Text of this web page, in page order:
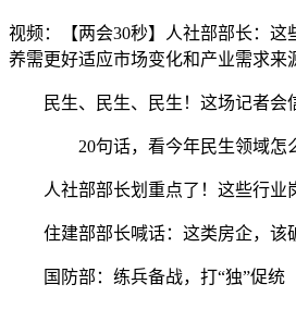
视频：【两会30秒】人社部部长：这
养需更好适应市场变化和产业需求来
民生、民生、民生！这场记者会
20句话，看今年民生领域怎
人社部部长划重点了！这些行业
住建部部长喊话：这类房企，该
国防部：练兵备战，打“独”促统